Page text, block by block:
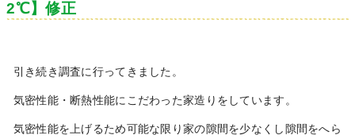
2℃】修正
引き続き調査に行ってきました。
気密性能・断熱性能にこだわった家造りをしています。
気密性能を上げるため可能な限り家の隙間を少なくし隙間をへら